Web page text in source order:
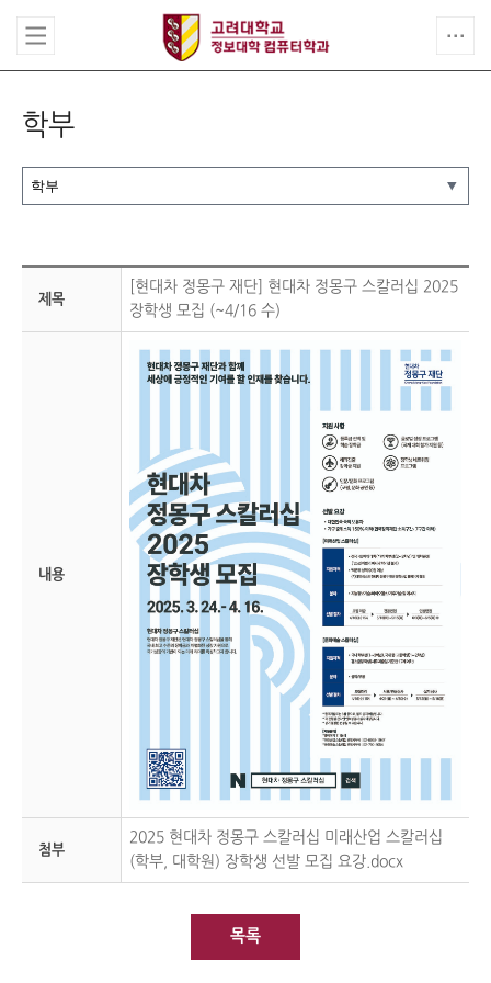
학부
제목
[현대차 정몽구 재단] 현대차 정몽구 스칼러십 2025
장학생 모집 (~4/16 수)
내용
첨부
2025 현대차 정몽구 스칼러십 미래산업 스칼러십
(학부, 대학원) 장학생 선발 모집 요강.docx
목록